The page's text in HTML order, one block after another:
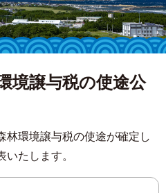
境譲与税の使途公
林環境譲与税の使途が確定し
たします。